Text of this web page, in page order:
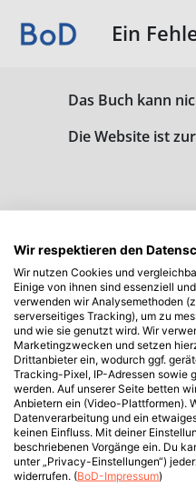
Ein
Das Buch kann
Die Website ist
Wir respektieren den
Wir nutzen Cookies und
Einige von ihnen sind essenziell
verwenden wir Analysemethoden
serverseitiges Tracking), um zu
und wie sie genutzt wird. Wir
Marketingzwecken und setzen
Drittanbieter ein, wodurch ggf.
Tracking-Pixel, IP-Adressen sowie
werden. Auf unserer Seite betten
Anbietern ein (Video-Plattformen).
Datenverarbeitung und ein
keinen Einfluss. Mit deiner
beschriebenen Vorgänge ein. Du
unter „Privacy-Einstellungen“)
widerrufen. (BoD-Impressum)